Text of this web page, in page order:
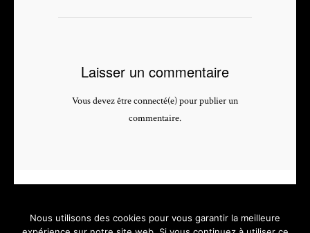
Laisser un commentaire
Vous devez être connecté(e) pour publier un
commentaire.
Nous utilisons des cookies pour vous garantir la meilleure